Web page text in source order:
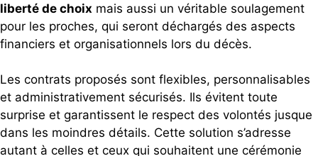
liberté de choix mais aussi un véritable soulagement
pour les proches, qui seront déchargés des aspects
financiers et organisationnels lors du décès.
Les contrats proposés sont flexibles, personnalisables
et administrativement sécurisés. Ils évitent toute
surprise et garantissent le respect des volontés jusque
dans les moindres détails. Cette solution s’adresse
autant à celles et ceux qui souhaitent une cérémonie